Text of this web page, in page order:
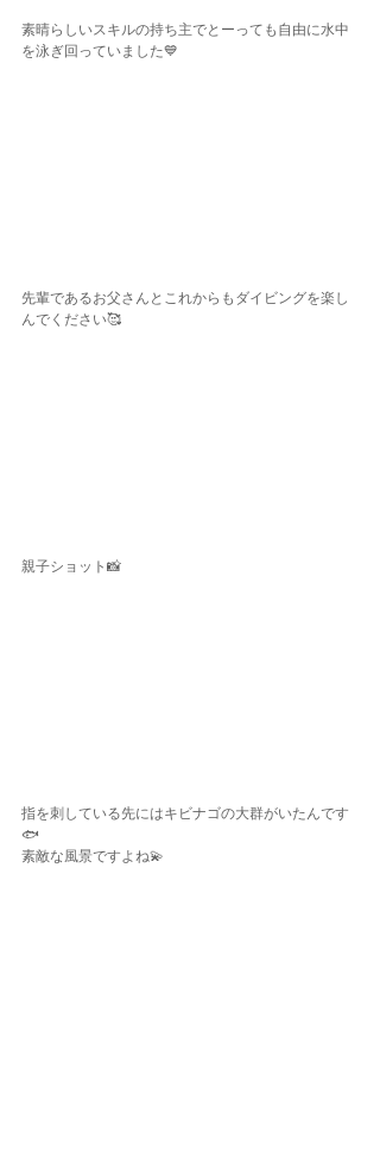
素晴らしいスキルの持ち主でとーっても自由に水中
を泳ぎ回っていました💙
先輩であるお父さんとこれからもダイビングを楽し
んでください🥰
親子ショット📸
指を刺している先にはキビナゴの大群がいたんです
🐟
素敵な風景ですよね💫